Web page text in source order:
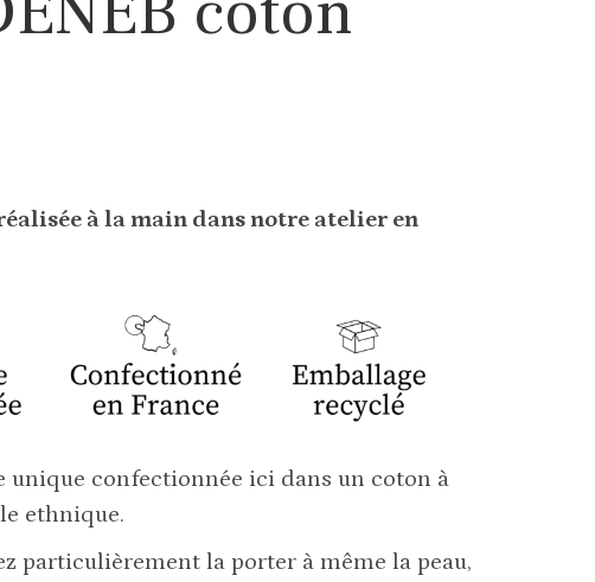
à la main dans notre atelier en
unique confectionnée ici dans un coton à
ethnique.
particulièrement la porter à même la peau,